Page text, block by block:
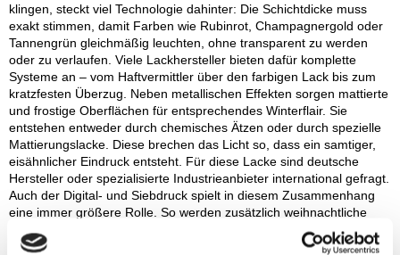
klingen, steckt viel Technologie dahinter: Die Schichtdicke muss
exakt stimmen, damit Farben wie Rubinrot, Champagnergold oder
Tannengrün gleichmäßig leuchten, ohne transparent zu werden
oder zu verlaufen. Viele Lackhersteller bieten dafür komplette
Systeme an – vom Haftvermittler über den farbigen Lack bis zum
kratzfesten Überzug. Neben metallischen Effekten sorgen mattierte
und frostige Oberflächen für entsprechendes Winterflair. Sie
entstehen entweder durch chemisches Ätzen oder durch spezielle
Mattierungslacke. Diese brechen das Licht so, dass ein samtiger,
eisähnlicher Eindruck entsteht. Für diese Lacke sind deutsche
Hersteller oder spezialisierte Industrieanbieter international gefragt.
Auch der Digital- und Siebdruck spielt in diesem Zusammenhang
eine immer größere Rolle. So werden zusätzlich weihnachtliche
oder winterliche Motive, Schriftzüge oder filigrane Ornamente mit
Druckfarben mit Hilfe von Sieb- oder Tampondruck direkt aufs Glas